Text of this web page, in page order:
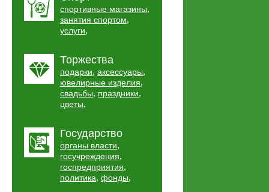
спортивные магазины,
занятия спортом,
услуги,
Торжества
подарки, аксессуары,
ювелирные изделия,
свадьбы, праздники,
цветы,
Государство
органы власти,
госучреждения,
госпредприятия,
политика, фонды,